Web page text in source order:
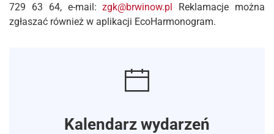
729 63 64, e-mail:zgk@brwinow.pl Reklamacje można
zgłaszać również w aplikacji EcoHarmonogram.
Kalendarz wydarzeń